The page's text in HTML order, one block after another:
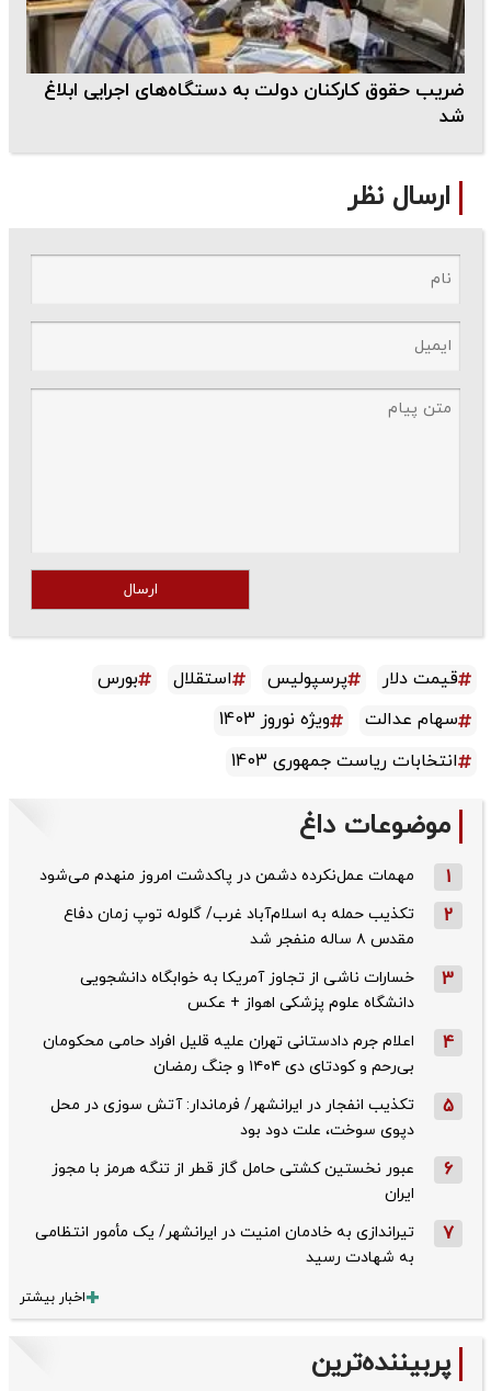
ضریب حقوق کارکنان دولت به دستگاه‌های اجرایی ابلاغ
شد
ارسال نظر
ارسال
قیمت دلار پرسپولیس استقلال
بورس
سهام عدالت
ویژه نوروز 1403
انتخابات ریاست جمهوری 1403
موضوعات داغ
1 مهمات عمل‌نکرده دشمن در پاکدشت امروز منهدم می‌شود
2
تکذیب حمله به اسلام‌آباد غرب/ گلوله توپ زمان دفاع
مقدس ۸ ساله منفجر شد
3
خسارات ناشی از تجاوز آمریکا به خوابگاه دانشجویی
دانشگاه علوم پزشکی اهواز + عکس
4
اعلام جرم دادستانی تهران علیه قلیل افراد حامی محکومان
بی‌رحم و کودتای دی‌ ۱۴۰۴ و جنگ رمضان
5
تکذیب ‌انفجار در ایرانشهر/ فرماندار: آتش سوزی در محل
دپوی سوخت، علت دود بود
6
عبور نخستین کشتی حامل گاز قطر از تنگه هرمز با مجوز
ایران
7
تیراندازی به خادمان امنیت در ایرانشهر/ یک مأمور انتظامی
به شهادت رسید
اخبار بیشتر
پربیننده‌ترین